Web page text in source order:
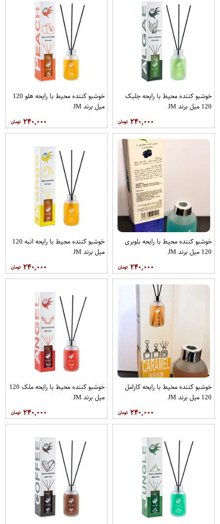
خوشبو کننده محیط با رایحه جلبک
120 میل برند JM
۲۴۰,۰۰۰
خوشبو کننده محیط با رایحه هلو 120
میل برند JM
۲۴۰,۰۰۰
خوشبو کننده محیط با رایحه بلوبری
120 میل برند JM
۲۴۰,۰۰۰
خوشبو کننده محیط با رایحه انبه 120
میل برند JM
۲۴۰,۰۰۰
خوشبو کننده محیط با رایحه کارامل
120 میل برند JM
۲۴۰,۰۰۰
خوشبو کننده محیط با رایحه ملک 120
میل برند JM
۲۴۰,۰۰۰